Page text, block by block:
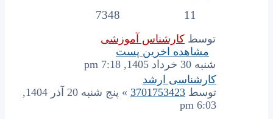
11
7348
توسط کارشناس آموزشی
مشاهده اخرین پست
شنبه 30 خرداد 1405, 7:18 pm
کارشناسی ارشد
توسط 3701753423
» پنج شنبه 20 آذر 1404,
6:03 pm